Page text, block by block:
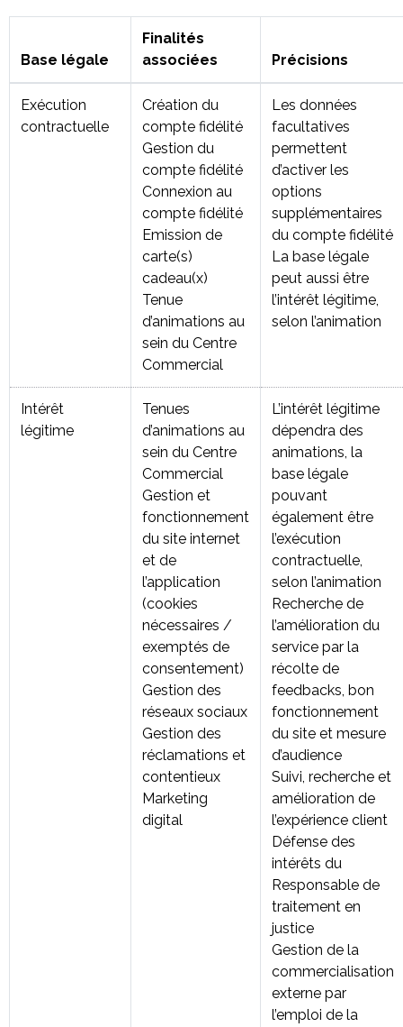
Base légale
Finalités
associées
Précisions
Exécution
contractuelle
Création du
compte fidélité
Gestion du
compte fidélité
Connexion au
compte fidélité
Emission de
carte(s)
cadeau(x)
Tenue
d’animations au
sein du Centre
Commercial
Les données
facultatives
permettent
d’activer les
options
supplémentaires
du compte fidélité
La base légale
peut aussi être
l’intérêt légitime,
selon l’animation
Intérêt
légitime
Tenues
d’animations au
sein du Centre
Commercial
Gestion et
fonctionnement
du site internet
et de
l’application
(cookies
nécessaires /
exemptés de
consentement)
Gestion des
réseaux sociaux
Gestion des
réclamations et
contentieux
Marketing
digital
L’intérêt légitime
dépendra des
animations, la
base légale
pouvant
également être
l’exécution
contractuelle,
selon l’animation
Recherche de
l’amélioration du
service par la
récolte de
feedbacks, bon
fonctionnement
du site et mesure
d’audience
Suivi, recherche et
amélioration de
l’expérience client
Défense des
intérêts du
Responsable de
traitement en
justice
Gestion de la
commercialisation
externe par
l’emploi de la